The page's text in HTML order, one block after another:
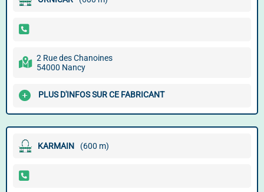
2 Rue des Chanoines
54000 Nancy
PLUS D'INFOS SUR CE FABRICANT
KARMAIN (600 m)